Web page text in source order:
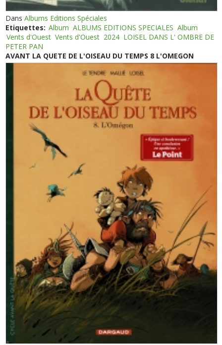
DansAlbums Editions Spéciales
Etiquettes: Album ALBUMS EDITIONS SPECIALES Album
Vents d'Ouest Vents d'Ouest 2024 LOISEL DANS L' OMBRE DE
PETER PAN
AVANT LA QUETE DE L'OISEAU DU TEMPS 8 L'OMEGON